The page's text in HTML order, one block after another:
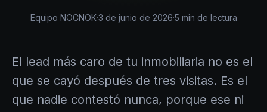
Equipo NOCNOK·3 de junio de 2026·5 min de lectura
El lead más caro de tu inmobiliaria no es el
que se cayó después de tres visitas. Es el
que nadie contestó nunca, porque ese ni